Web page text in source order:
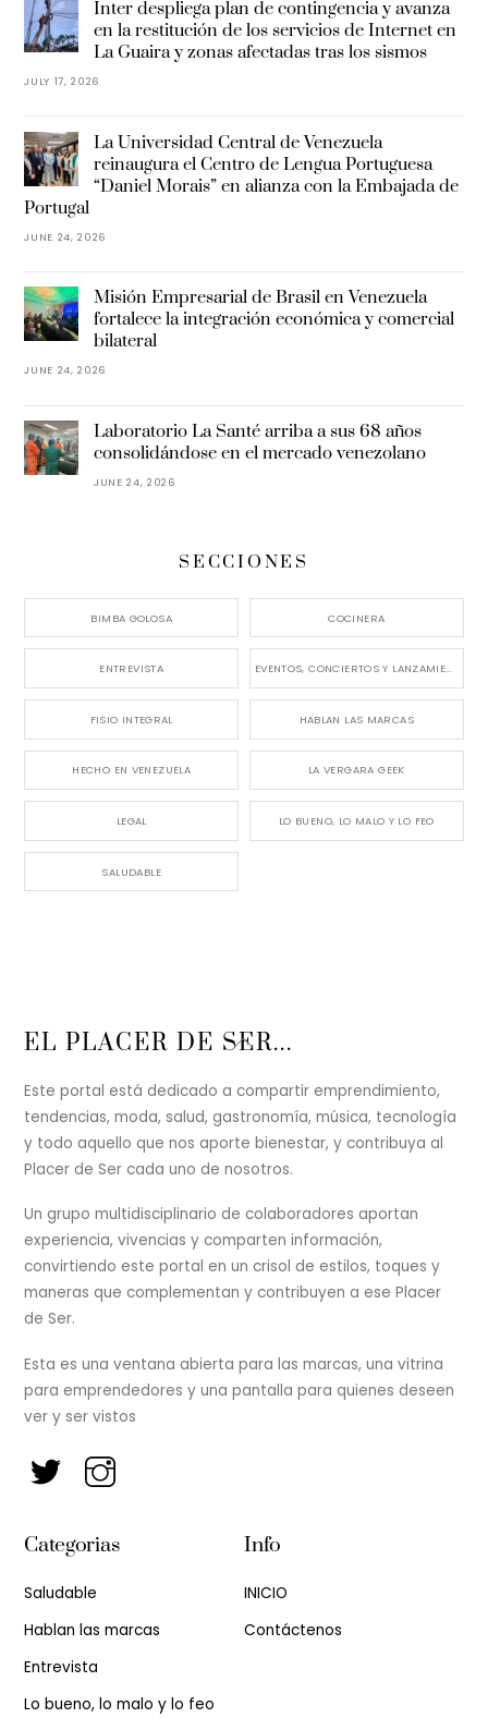
Inter despliega plan de contingencia y avanza
en la restitución de los servicios de Internet en
La Guaira y zonas afectadas tras los sismos
JULY 17, 2026
La Universidad Central de Venezuela
reinaugura el Centro de Lengua Portuguesa
“Daniel Morais” en alianza con la Embajada de
Portugal
JUNE 24, 2026
Misión Empresarial de Brasil en Venezuela
fortalece la integración económica y comercial
bilateral
JUNE 24, 2026
Laboratorio La Santé arriba a sus 68 años
consolidándose en el mercado venezolano
JUNE 24, 2026
SECCIONES
BIMBA GOLOSA COCINERA
ENTREVISTA EVENTOS, CONCIERTOS Y LANZAMIENTOS
FISIO INTEGRAL HABLAN LAS MARCAS
HECHO EN VENEZUELA LA VERGARA GEEK
LEGAL LO BUENO, LO MALO Y LO FEO
SALUDABLE
Back
Top
EL PLACER DE SER...
Este portal está dedicado a compartir emprendimiento,
tendencias, moda, salud, gastronomía, música, tecnología
y todo aquello que nos aporte bienestar, y contribuya al
Placer de Ser cada uno de nosotros.
Un grupo multidisciplinario de colaboradores aportan
experiencia, vivencias y comparten información,
convirtiendo este portal en un crisol de estilos, toques y
maneras que complementan y contribuyen a ese Placer
de Ser.
Esta es una ventana abierta para las marcas, una vitrina
para emprendedores y una pantalla para quienes deseen
ver y ser vistos
Categorias
Saludable
Hablan las marcas
Entrevista
Lo bueno, lo malo y lo feo
Info
INICIO
Contáctenos